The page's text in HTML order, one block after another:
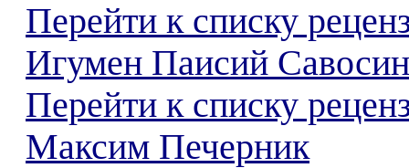
Перейти к списку
Игумен Паисий Савосин
Перейти к списку
Максим Печерник